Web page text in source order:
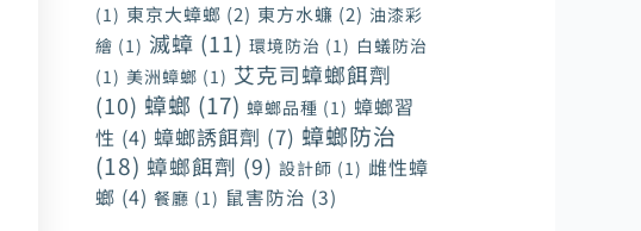
(1) 東京大蟑螂 (2) 東方水蠊 (2) 油漆彩
繪 (1) 滅蟑 (11) 環境防治 (1) 白蟻防治
(1) 美洲蟑螂 (1) 艾克司蟑螂餌劑
(10) 蟑螂 (17) 蟑螂品種 (1) 蟑螂習
性 (4) 蟑螂誘餌劑 (7) 蟑螂防治
(18) 蟑螂餌劑 (9) 設計師 (1) 雌性蟑
螂 (4) 餐廳 (1) 鼠害防治 (3)